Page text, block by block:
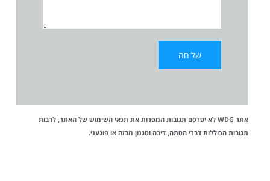
אתר WDG לא יפרסם תגובות המפרות את תנאי השימוש של האתר, לרבות
תגובות הכוללות דברי הסתה, דיבה וסגנון מבזה או פוגעני.